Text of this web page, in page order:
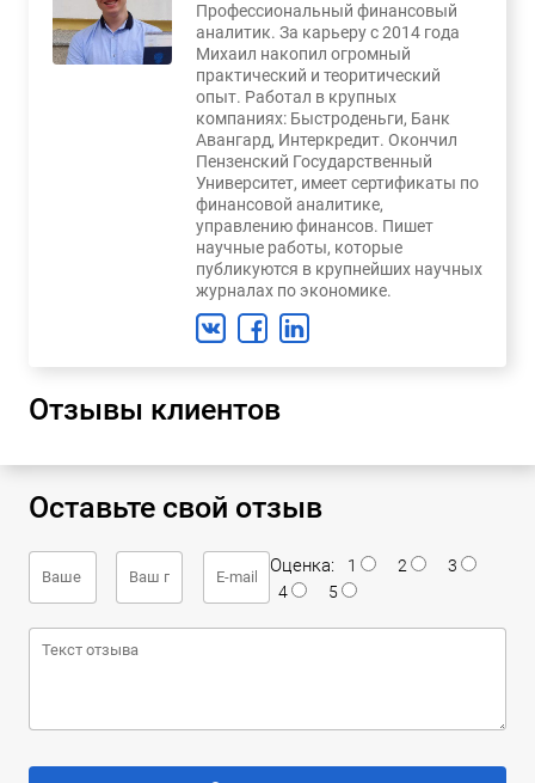
Профессиональный финансовый
аналитик. За карьеру с 2014 года
Михаил накопил огромный
практический и теоритический
опыт. Работал в крупных
компаниях: Быстроденьги, Банк
Авангард, Интеркредит. Окончил
Пензенский Государственный
Университет, имеет сертификаты по
финансовой аналитике,
управлению финансов. Пишет
научные работы, которые
публикуются в крупнейших научных
журналах по экономике.
Отзывы клиентов
Оставьте свой отзыв
Оценка: 1 2
3
4
5